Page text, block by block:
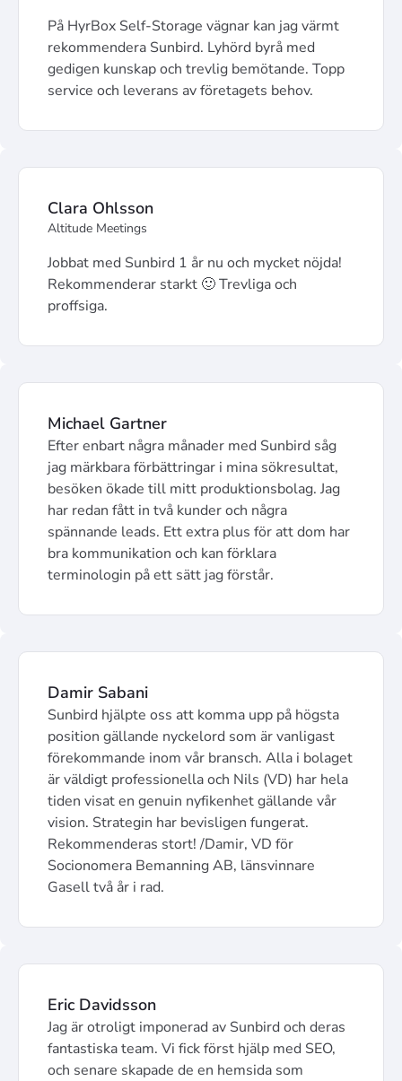
På HyrBox Self-Storage vägnar kan jag värmt
rekommendera Sunbird. Lyhörd byrå med
gedigen kunskap och trevlig bemötande. Topp
service och leverans av företagets behov.
Clara Ohlsson
Altitude Meetings
Jobbat med Sunbird 1 år nu och mycket nöjda!
Rekommenderar starkt 🙂 Trevliga och
proffsiga.
Michael Gartner
Efter enbart några månader med Sunbird såg
jag märkbara förbättringar i mina sökresultat,
besöken ökade till mitt produktionsbolag. Jag
har redan fått in två kunder och några
spännande leads. Ett extra plus för att dom har
bra kommunikation och kan förklara
terminologin på ett sätt jag förstår.
Damir Sabani
Sunbird hjälpte oss att komma upp på högsta
position gällande nyckelord som är vanligast
förekommande inom vår bransch. Alla i bolaget
är väldigt professionella och Nils (VD) har hela
tiden visat en genuin nyfikenhet gällande vår
vision. Strategin har bevisligen fungerat.
Rekommenderas stort! /Damir, VD för
Socionomera Bemanning AB, länsvinnare
Gasell två år i rad.
Eric Davidsson
Jag är otroligt imponerad av Sunbird och deras
fantastiska team. Vi fick först hjälp med SEO,
och senare skapade de en hemsida som